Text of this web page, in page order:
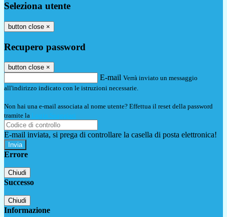
Seleziona utente
button close ×
Recupero password
button close ×
E-mail Verrà inviato un messaggio
all'indirizzo indicato con le istruzioni necessarie.
Non hai una e-mail associata al nome utente? Effettua il reset della password
tramite la Login Spaggiari
E-mail inviata, si prega di controllare la casella di posta elettronica!
Errore
Chiudi
Successo
Chiudi
Informazione